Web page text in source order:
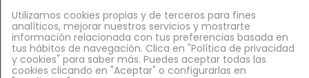
Utilizamos cookies propias y de terceros para fines
analíticos, mejorar nuestros servicios y mostrarte
información relacionada con tus preferencias basada en
tus hábitos de navegación. Clica en "Política de privacidad
y cookies" para saber más. Puedes aceptar todas las
cookies clicando en "Aceptar" o configurarlas en